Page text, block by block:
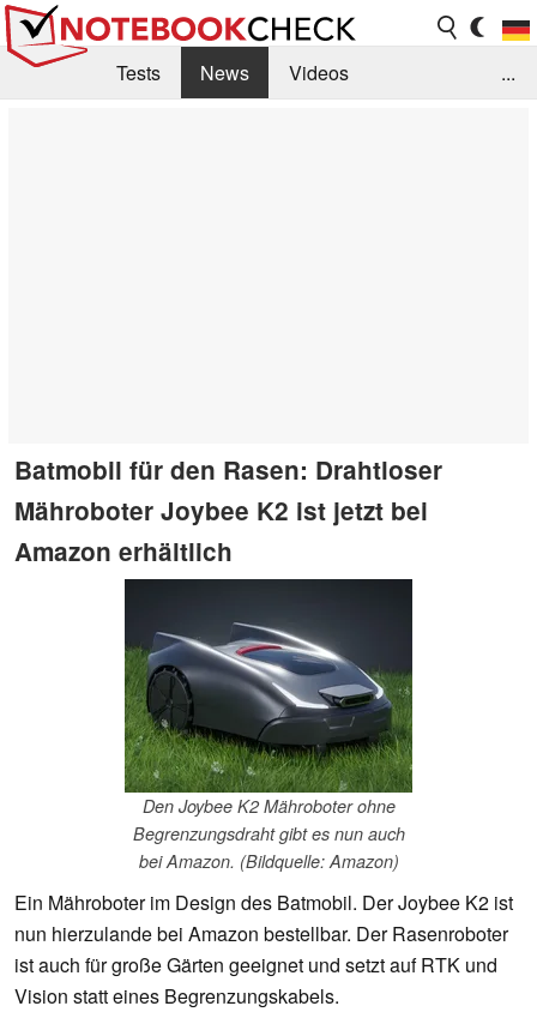
Tests News
Videos
...
Batmobil für den Rasen: Drahtloser
Mähroboter Joybee K2 ist jetzt bei
Amazon erhältlich
Den Joybee K2 Mähroboter ohne
Begrenzungsdraht gibt es nun auch
bei Amazon. (Bildquelle: Amazon)
Ein Mähroboter im Design des Batmobil. Der Joybee K2 ist
nun hierzulande bei Amazon bestellbar. Der Rasenroboter
ist auch für große Gärten geeignet und setzt auf RTK und
Vision statt eines Begrenzungskabels.